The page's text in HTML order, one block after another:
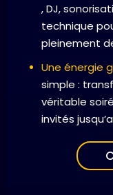
, DJ,
technique
pleinement
Une énergie
simple :
véritable
invités